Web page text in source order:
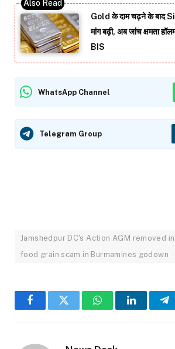
Gold के दाम चढ़ने के बाद
मांग बढ़ी, अब जांच क्षमता
BIS
WhatsApp Channel
Telegram Group
Jamshedpur DC's Action AGM removed
food grain scam in Burmamines godown
FacebookTwitter WhatsAppLinkedIn